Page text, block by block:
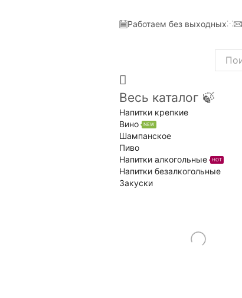
Работаем без выходных
Search
Весь каталог 🍃
Напитки крепкие
Вино
NEW
Шампанское
Пиво
Напитки алкогольные
HOT
Напитки безалкогольные
Закуски